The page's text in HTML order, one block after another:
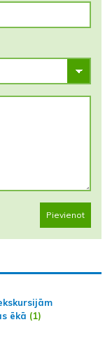
Pievienot
ēkā (1)